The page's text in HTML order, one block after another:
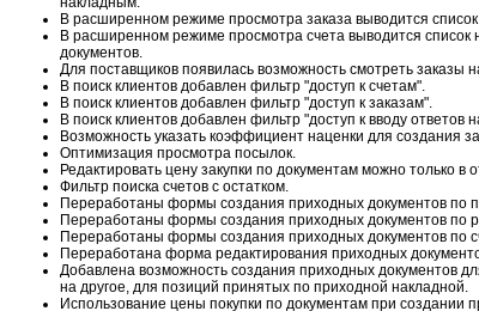
В расширенном режиме просмотра заказа выводится
В расширенном режиме просмотра счета выводится
документов.
Для поставщиков появилась возможность смотреть заказы
В поиск клиентов добавлен фильтр "доступ к счетам".
В поиск клиентов добавлен фильтр "доступ к заказам".
В поиск клиентов добавлен фильтр "доступ к вводу ответов
Возможность указать коэффициент наценки для создания
Оптимизация просмотра посылок.
Редактировать цену закупки по документам можно только в
Фильтр поиска счетов с остатком.
Переработаны формы создания приходных документов по
Переработаны формы создания приходных документов по
Переработаны формы создания приходных документов по
Переработана форма редактирования приходных
Добавлена возможность создания приходных документов
на другое, для позиций принятых по приходной накладной.
Использование цены покупки по документам при создании